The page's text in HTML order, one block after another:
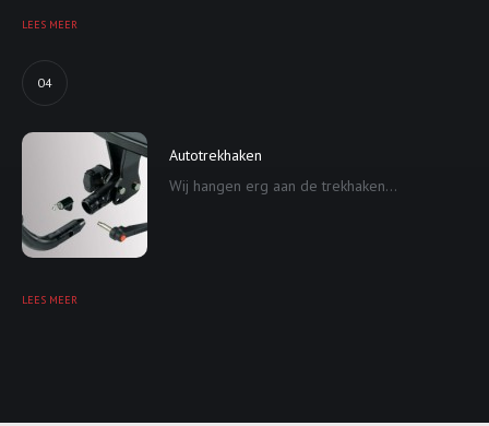
LEES MEER
04
Autotrekhaken
Wij hangen erg aan de trekhaken...
LEES MEER